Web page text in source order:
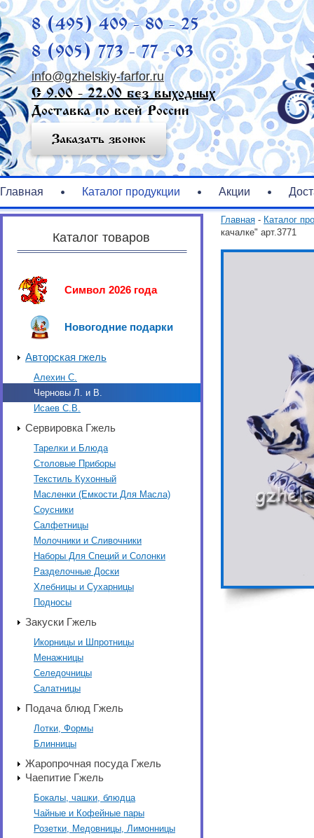
8 (495) 409 - 80 - 25
8 (905) 773 - 77 - 03
info@gzhelskiy-farfor.ru
С 9.00 - 22.00 без выходных
Доставка по всей России
Заказать звонок
Главная Каталог продукции Акции
Каталог товаров
Символ 2026 года
Новогодние подарки
Авторская гжель
Алехин С.
Черновы Л. и В.
Исаев С.В.
Сервировка Гжель
Тарелки и Блюда
Столовые Приборы
Текстиль Кухонный
Масленки (Емкости Для Масла)
Соусники
Салфетницы
Молочники и Сливочники
Наборы Для Специй и Солонки
Разделочные Доски
Хлебницы и Сухарницы
Подносы
Закуски Гжель
Икорницы и Шпротницы
Менажницы
Селедочницы
Салатницы
Подача блюд Гжель
Лотки, Формы
Блинницы
Жаропрочная посуда Гжель
Чаепитие Гжель
Бокалы, чашки, блюдца
Чайные и Кофейные пары
Розетки, Медовницы, Лимонницы
Главная - Каталог
качалке" арт.3771